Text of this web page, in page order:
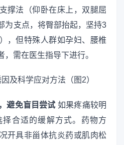
撑法（仰卧在床上，双腿屈
为支点，将臀部抬起，坚持3
，但特殊人群如孕妇、腰椎
需在医生指导下进行。
避免盲目尝试 如果疼痛较明
合适的缓解方式。药物方
开具非甾体抗炎药或肌肉松